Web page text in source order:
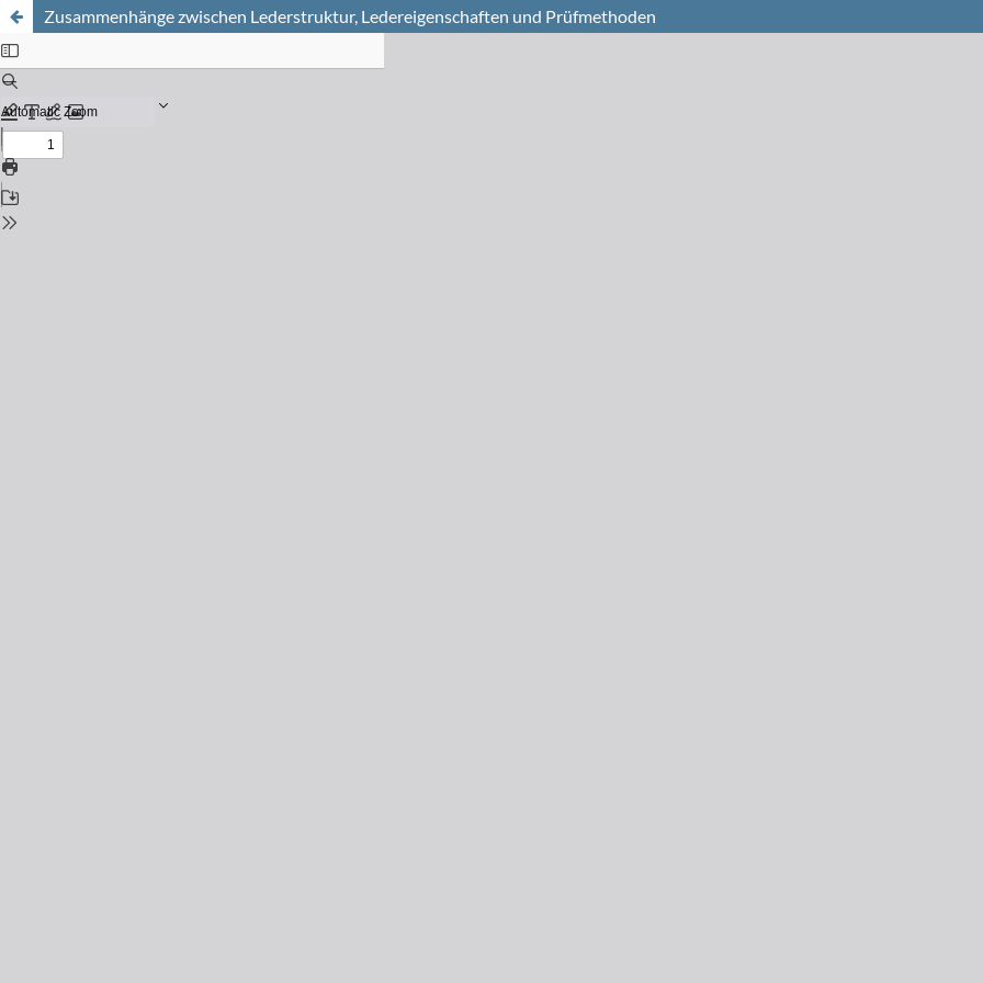
Zusammenhänge zwischen Lederstruktur, Ledereigenschaften und Prüfmethoden